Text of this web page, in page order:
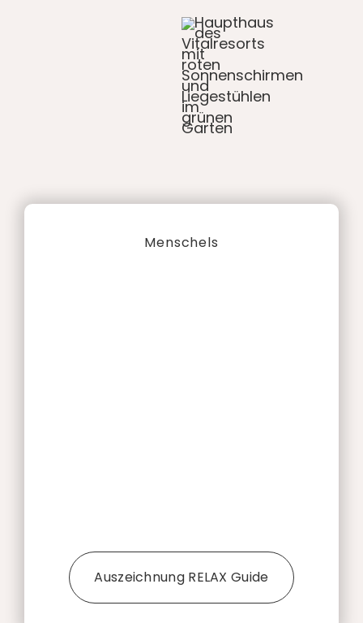
Menschels
Auszeichnung RELAX Guide